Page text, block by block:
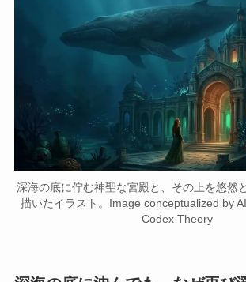
深海の底に佇む神聖な宮殿と、その上を悠然
描いたイラスト。Image conceptualized by
Codex Theory